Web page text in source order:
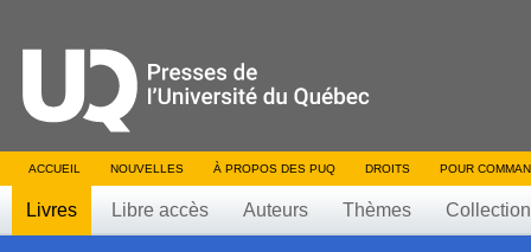
ACCUEIL NOUVELLES À PROPOS DES PUQ DROITS POUR
Livres Libre accès Auteurs Thèmes